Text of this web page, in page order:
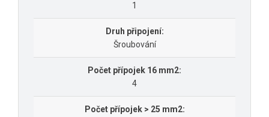
1
Druh připojení:
Šroubování
Počet přípojek 16 mm2:
4
Počet přípojek > 25 mm2: